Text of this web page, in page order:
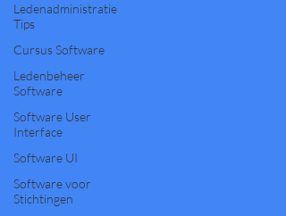
Ledenadministratie
Tips
Cursus Software
Ledenbeheer
Software
Software User
Interface
Software UI
Software voor
Stichtingen